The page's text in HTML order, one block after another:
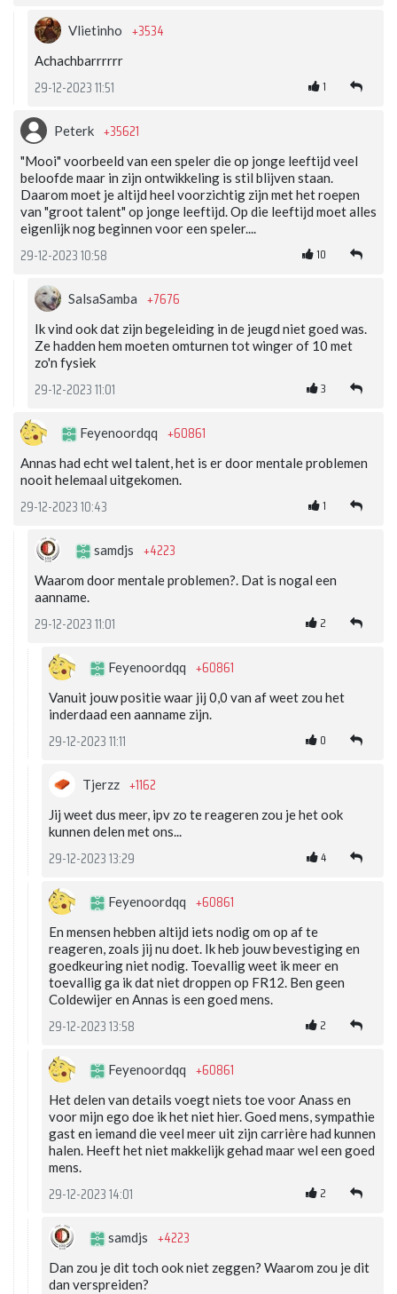
Vlietinho +3534
Achachbarrrrrr
29-12-2023 11:51 1
Peterk +35621
"Mooi" voorbeeld van een speler die op jonge leeftijd veel
beloofde maar in zijn ontwikkeling is stil blijven staan.
Daarom moet je altijd heel voorzichtig zijn met het roepen
van "groot talent" op jonge leeftijd. Op die leeftijd moet alles
eigenlijk nog beginnen voor een speler....
29-12-2023 10:58 10
SalsaSamba +7676
Ik vind ook dat zijn begeleiding in de jeugd niet goed was.
Ze hadden hem moeten omturnen tot winger of 10 met
zo'n fysiek
29-12-2023 11:01 3
Feyenoordqq +60861
Annas had echt wel talent, het is er door mentale problemen
nooit helemaal uitgekomen.
29-12-2023 10:43 1
samdjs +4223
Waarom door mentale problemen?. Dat is nogal een
aanname.
29-12-2023 11:01 2
Feyenoordqq +60861
Vanuit jouw positie waar jij 0,0 van af weet zou het
inderdaad een aanname zijn.
29-12-2023 11:11 0
Tjerzz +1162
Jij weet dus meer, ipv zo te reageren zou je het ook
kunnen delen met ons...
29-12-2023 13:29 4
Feyenoordqq +60861
En mensen hebben altijd iets nodig om op af te
reageren, zoals jij nu doet. Ik heb jouw bevestiging en
goedkeuring niet nodig. Toevallig weet ik meer en
toevallig ga ik dat niet droppen op FR12. Ben geen
Coldewijer en Annas is een goed mens.
29-12-2023 13:58 2
Feyenoordqq +60861
Het delen van details voegt niets toe voor Anass en
voor mijn ego doe ik het niet hier. Goed mens, sympathie
gast en iemand die veel meer uit zijn carrière had kunnen
halen. Heeft het niet makkelijk gehad maar wel een goed
mens.
29-12-2023 14:01 2
samdjs +4223
Dan zou je dit toch ook niet zeggen? Waarom zou je dit
dan verspreiden?